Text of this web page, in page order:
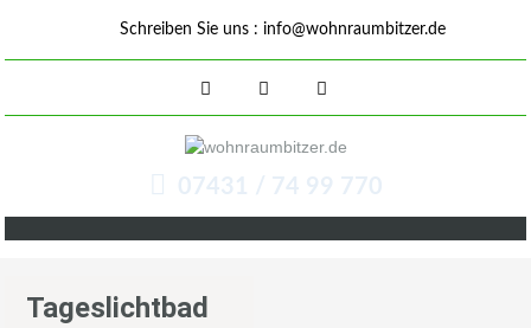
Schreiben Sie uns : info@wohnraumbitzer.de
07431 / 74 99 770
Tageslichtbad